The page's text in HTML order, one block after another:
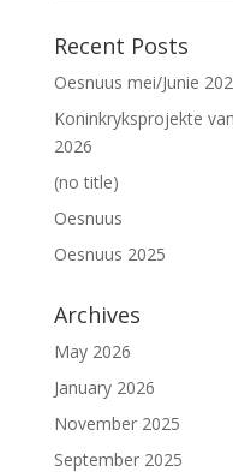
Recent Posts
Oesnuus mei/Junie
Koninkryksprojekte
2026
(no title)
Oesnuus
Oesnuus 2025
Archives
May 2026
January 2026
November 2025
September 2025